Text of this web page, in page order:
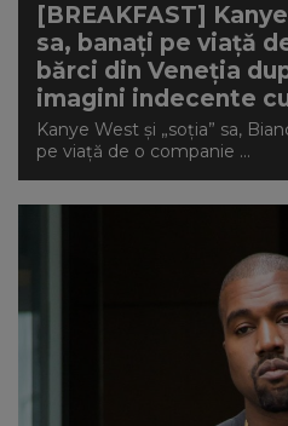
[BREAKFAST]
sa, banați pe viață
bărci din Veneția
imagini indecente
Kanye West și „soția” sa,
pe viață de o companie ...